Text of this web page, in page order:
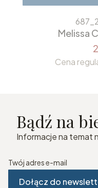
Melissa
Cena
Bądź na
Informacje na temat
Twój adres e-mail
Dołącz do